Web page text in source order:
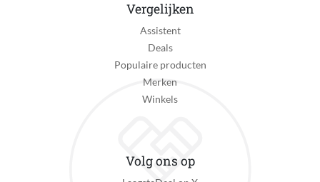
Vergelijken
Assistent
Deals
Populaire producten
Merken
Winkels
Volg ons op